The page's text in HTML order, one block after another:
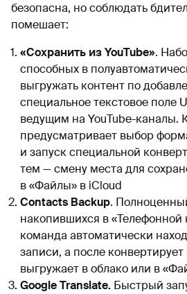
безопасна, но соблюдать
помешает:
«Сохранить из YouTube».
способных в
выгружать контент по
специальное текстовое поле
ведущим на YouTube-каналы.
предусматривает выбор
и запуск специальной
тем — смену места для
в «Файлы» в iCloud
Contacts Backup.
накопившихся в «Телефонной
команда автоматически
записи, а после
выгружает в облако или в
Google Translate. Быстрый